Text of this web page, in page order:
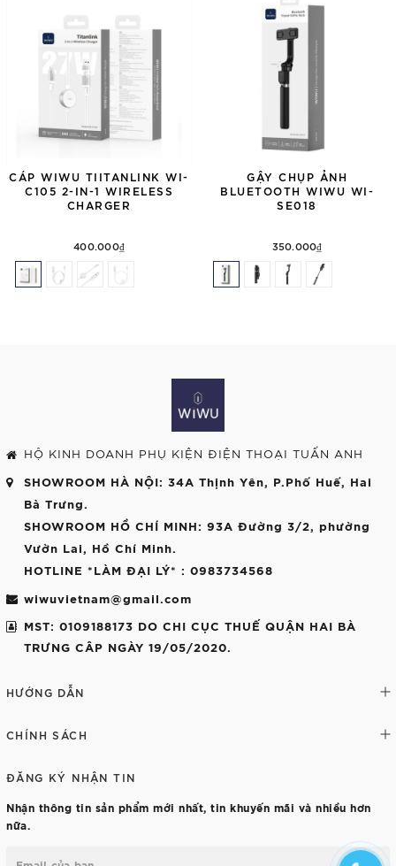
CÁP WIWU TIITANLINK WI-
C105 2-IN-1 WIRELESS
CHARGER
400.000₫
GẬY CHỤP ẢNH
BLUETOOTH WIWU WI-
SE018
350.000₫
HỘ KINH DOANH PHỤ KIỆN ĐIỆN THOẠI TUẤN ANH
SHOWROOM HÀ NỘI: 34A Thịnh Yên, P.Phố Huế, Hai
Bà Trưng.
SHOWROOM HỒ CHÍ MINH: 93A Đường 3/2, phường
Vườn Lai, Hồ Chí Minh.
HOTLINE *LÀM ĐẠI LÝ* : 0983734568
wiwuvietnam@gmail.com
MST: 0109188173 DO CHI CỤC THUẾ QUẬN HAI BÀ
TRƯNG CÂP NGÀY 19/05/2020.
HƯỚNG DẪN
CHÍNH SÁCH
ĐĂNG KÝ NHẬN TIN
Nhận thông tin sản phẩm mới nhất, tin khuyến mãi và nhiều hơn
nữa.